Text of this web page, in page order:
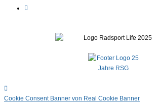
Cookie Consent Banner von Real Cookie Banner